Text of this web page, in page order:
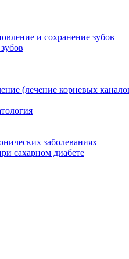
и сохранение зубов
(лечение корневых
заболеваниях
сахарном диабете